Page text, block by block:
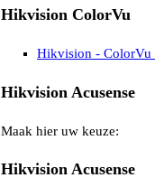
Hikvision ColorVu
Hikvision - ColorVu
Hikvision Acusense
Maak hier uw keuze:
Hikvision Acusense